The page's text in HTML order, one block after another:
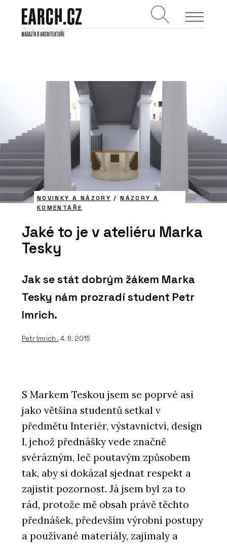
NOVINKY A NÁZORY /NÁZORY A
KOMENTÁŘE
Jaké to je v ateliéru Marka
Tesky
Jak se stát dobrým žákem Marka
Tesky nám prozradí student Petr
Imrich.
Petr Imrich , 4. 6. 2015
S Markem Teskou jsem se poprvé asi
jako většina studentů setkal v
předmětu Interiér, výstavnictví, design
I, jehož přednášky vede značně
svérázným, leč poutavým způsobem
tak, aby si dokázal sjednat respekt a
zajistit pozornost. Já jsem byl za to
rád, protože mě obsah právě těchto
přednášek, především výrobní postupy
a používané materiály, zajímaly a